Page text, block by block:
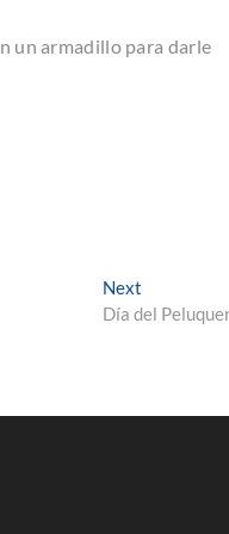
un armadillo para darle
Next
post:
Día del